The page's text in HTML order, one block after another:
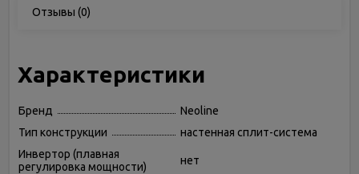
Отзывы (0)
Характеристики
Бренд
Neoline
Тип конструкции
настенная сплит-система
Инвертор (плавная
регулировка мощности)
нет